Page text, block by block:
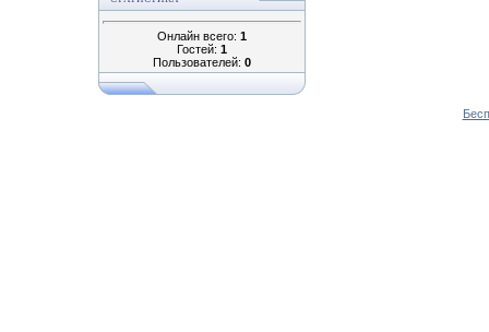
Онлайн всего: 1
Гостей: 1
Пользователей: 0